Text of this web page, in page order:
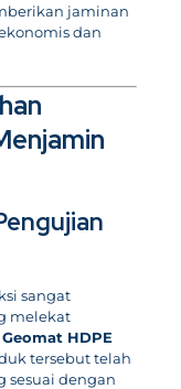
jaminan
dan
sangat
melekat
HDPE
tersebut telah
sesuai dengan